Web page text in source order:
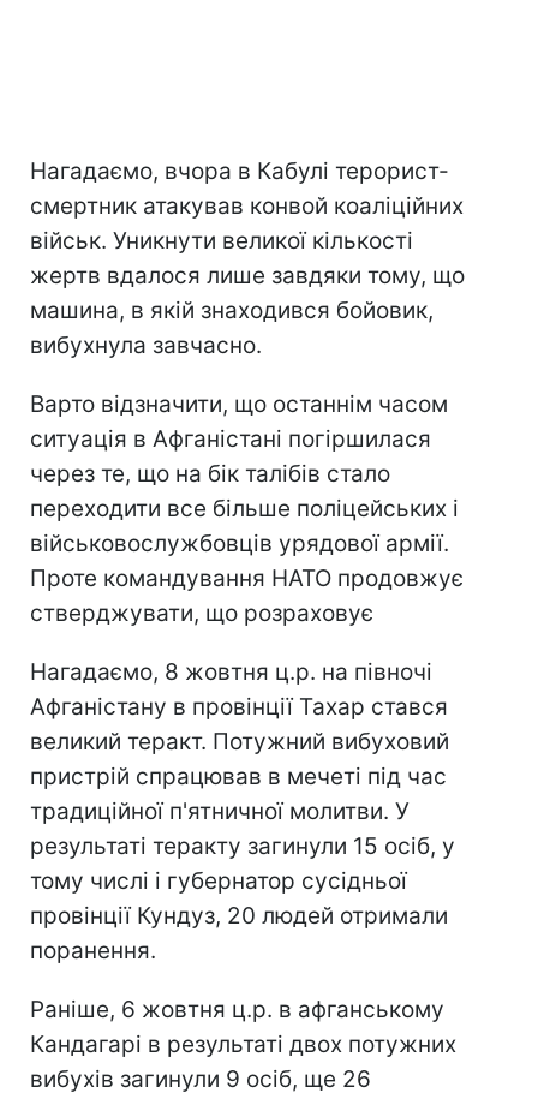
Нагадаємо, вчора в Кабулі терорист-
смертник атакував конвой коаліційних
військ. Уникнути великої кількості
жертв вдалося лише завдяки тому, що
машина, в якій знаходився бойовик,
вибухнула завчасно.
Варто відзначити, що останнім часом
ситуація в Афганістані погіршилася
через те, що на бік талібів стало
переходити все більше поліцейських і
військовослужбовців урядової армії.
Проте командування НАТО продовжує
стверджувати, що розраховує
Нагадаємо, 8 жовтня ц.р. на півночі
Афганістану в провінції Тахар стався
великий теракт. Потужний вибуховий
пристрій спрацював в мечеті під час
традиційної п'ятничної молитви. У
результаті теракту загинули 15 осіб, у
тому числі і губернатор сусідньої
провінції Кундуз, 20 людей отримали
поранення.
Раніше, 6 жовтня ц.р. в афганському
Кандагарі в результаті двох потужних
вибухів загинули 9 осіб, ще 26